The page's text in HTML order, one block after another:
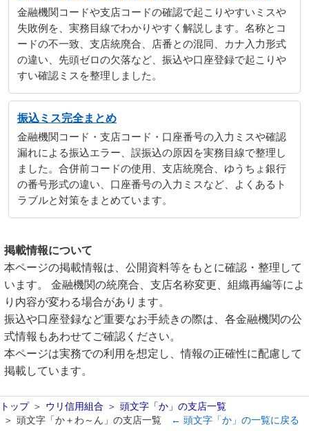
金融機関コードや支店コードの確認で起こりやすいミスや
失敗例を、実務目線でわかりやすく解説します。名称とコ
ードの不一致、支店統廃合、店番との混同、カナ入力形式
の違い、先頭ゼロの欠落など、振込や口座登録で起こりや
すい確認ミスを整理しました。
振込ミス完全まとめ
金融機関コード・支店コード・口座番号の入力ミスや確認
漏れによる振込エラー、誤振込の原因を実務目線で整理し
ました。合併前コードの使用、支店統廃合、ゆうちょ銀行
の番号形式の違い、口座番号の入力ミスなど、よくあるト
ラブルと対策をまとめています。
掲載情報について
本ページの掲載情報は、公開資料等をもとに確認・整理して
います。 金融機関の統廃合、支店名称変更、組織再編等によ
り内容が変わる場合があります。
振込や口座登録など重要なお手続きの際は、各金融機関の公
式情報もあわせてご確認ください。
本ページは実務での利用を想定し、情報の正確性に配慮して
掲載しています。
トップ ウリ信用組合
頭文字「か」の支店一覧
頭文字「か＋わ～ん」の支店一覧
← 頭文字「か」の一覧に戻る